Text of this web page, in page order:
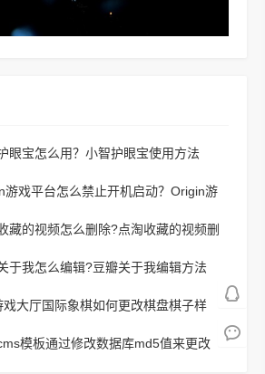
眼宝怎么用？小智护眼宝使用方法
游戏平台怎么禁止开机启动？Origin游
藏的视频怎么删除?点淘收藏的视频删
于我怎么编辑?豆瓣关于我编辑方法
戏大厅国际象棋如何更改棋盘棋子样
模板通过修改数据库md5值来更改